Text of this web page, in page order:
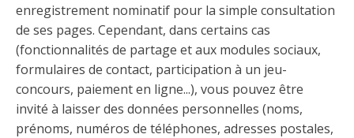
enregistrement nominatif pour la simple consultation
de ses pages. Cependant, dans certains cas
(fonctionnalités de partage et aux modules sociaux,
formulaires de contact, participation à un jeu-
concours, paiement en ligne...), vous pouvez être
invité à laisser des données personnelles (noms,
prénoms, numéros de téléphones, adresses postales,